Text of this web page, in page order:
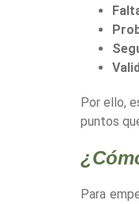
Por ello,
puntos
Para